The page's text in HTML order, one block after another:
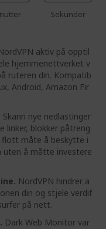
Sekunder
aktiv på opptil
hjemmenettverket v
ruteren din. Kompatib
Android, Amazon Fir
Skann nye nedlastinger
linker, blokker påtreng
flott måte å beskytte i
uten å måtte investere
NordVPN hindrer a
din og stjele verdif
på nett.
Dark Web Monitor var